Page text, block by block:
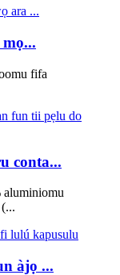
fifa
conta...
aluminiomu
àjọ ...